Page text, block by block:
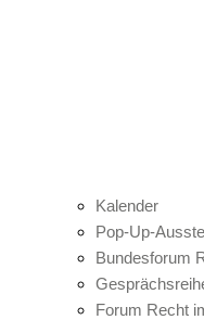
Kalender
Pop-Up-
Bundesforum
Forum Recht